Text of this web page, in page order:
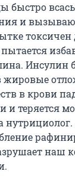
быстро
и
Инсулин
жировые
в крови
и теряется
наш